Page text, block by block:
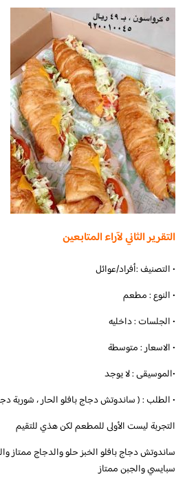
التقرير الثاني لآراء المتابعين
• التصنيف :أفراد/عوائل
• النوع : مطعم
• الجلسات : داخليه
• الاسعار : متوسطة
•الموسيقى : لا يوجد
• الطلب : ( ساندوتش دجاج بافلو الحار ، شوربة
‏التجربة ليست الأولى للمطعم لكن هذي للتقيم
ساندوتش دجاج بافلو الخبز حلو والدجاج
سبايسي والجبن ممتاز